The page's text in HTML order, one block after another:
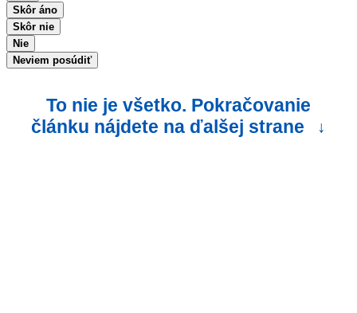
Skôr áno
Skôr nie
Nie
Neviem posúdiť
To nie je všetko. Pokračovanie
článku nájdete na ďalšej strane
↓